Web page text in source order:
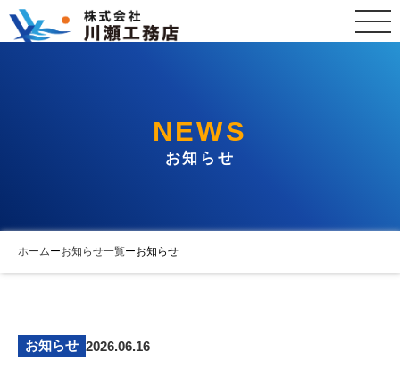
NEWS
お知らせ
ホームーお知らせ一覧ーお知らせ
お知らせ 2026.06.16